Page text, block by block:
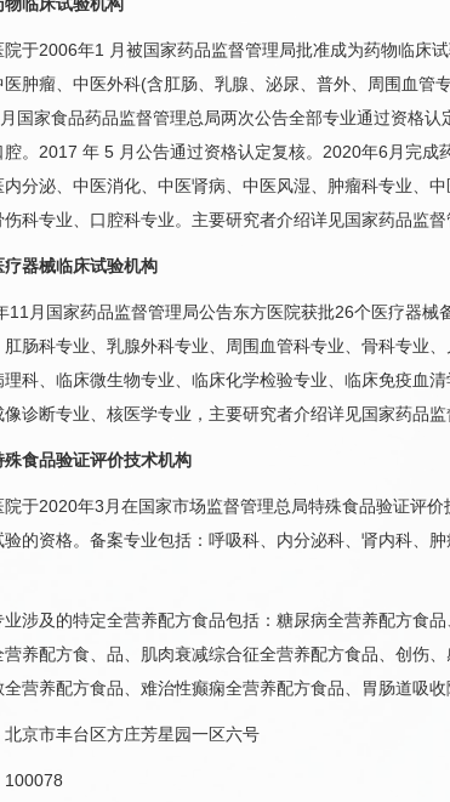
2006年1 月被国家药品监督管理局批准成为药物临床试
医肿瘤、中医外科(含肛肠 、乳腺、泌尿、普外、 周围血管
国家食品药品监督管理总局两次公告全部专业通过资格
腔。2017 年 5 月公告通过资格认定复核。2020年6月完
分泌、中医消化、中医肾病、中医风湿、
肿瘤科专业、中
科专业、 口腔科专业。主要研究者介绍详见国家药品监
器械临床试验机构
月国家药品监督管理局公告东方医院获批26个医疗器械
肛肠科专业、乳腺外科专业、 周围血管科专业、 骨科专业、
理科 、临床微生物专业、临床化学检验专业、临床免疫血
诊断专业、核医学专业，主要研究者介绍详见国家药品
殊食品验证评价技术机构
2020年3月在国家市场监督管理总局特殊食品验证评价
的资格。备案专业包括：呼吸科、 内分泌科 、肾内科、
及的特定全营养配方食品包括： 糖尿病全营养配方食
养配方食、品、肌肉衰减综合征全营养配方食品、创伤
营养配方食品、难治性癫痫全营养配方食品、胃肠道吸
市丰台区方庄芳星园一区六号